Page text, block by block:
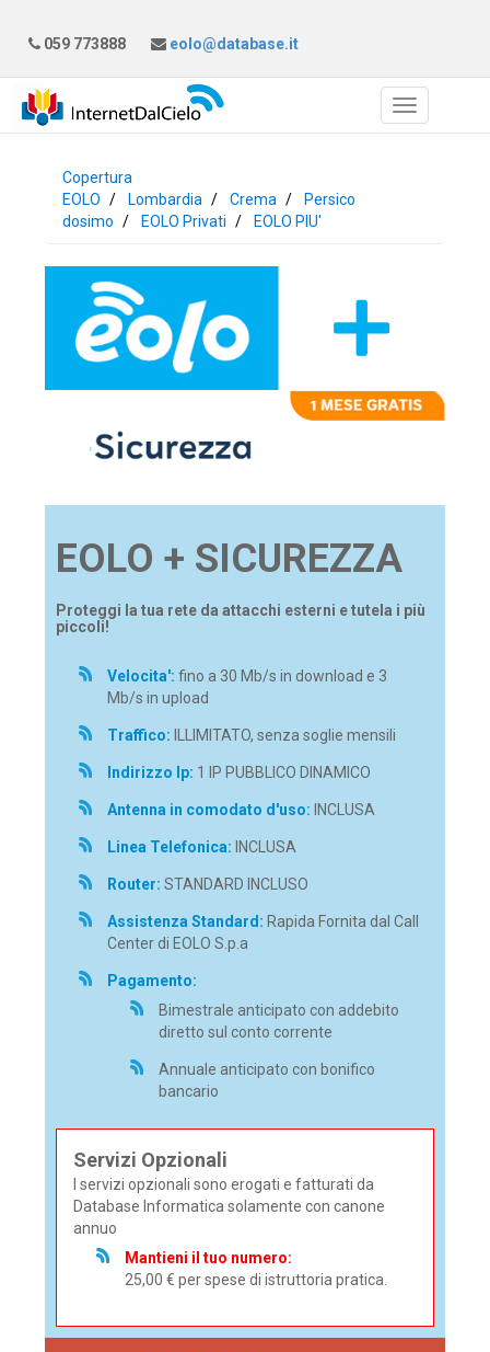
059 773888 eolo@database.it
Copertura
EOLO
Lombardia Crema
Persico
dosimo
EOLO Privati EOLO PIU'
EOLO + SICUREZZA
Proteggi la tua rete da attacchi esterni e tutela i più
piccoli!
Velocita': fino a 30 Mb/s in download e 3
Mb/s in upload
Traffico: ILLIMITATO, senza soglie mensili
Indirizzo Ip: 1 IP PUBBLICO DINAMICO
Antenna in comodato d'uso: INCLUSA
Linea Telefonica: INCLUSA
Router: STANDARD INCLUSO
Assistenza Standard: Rapida Fornita dal Call
Center di EOLO S.p.a
Pagamento:
Bimestrale anticipato con addebito
diretto sul conto corrente
Annuale anticipato con bonifico
bancario
Servizi Opzionali
I servizi opzionali sono erogati e fatturati da
Database Informatica solamente con canone
annuo
Mantieni il tuo numero:
25,00 € per spese di istruttoria pratica.